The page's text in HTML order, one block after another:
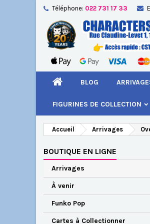
Téléphone: 022 731 17 33
BLOG
FIGURINES DE COLLECTION
Accueil Arrivages
BOUTIQUE EN LIGNE
Arrivages
À venir
Funko Pop
Cartes à Collectionner